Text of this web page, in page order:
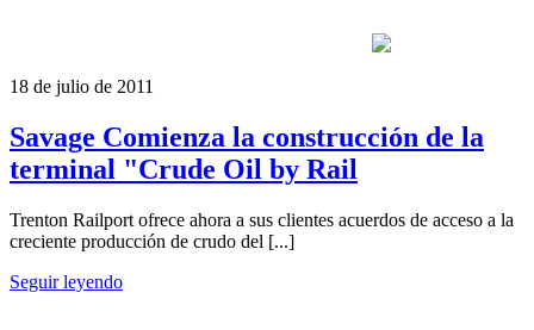
18 de julio de 2011
Savage Comienza la construcción de la
terminal "Crude Oil by Rail
Trenton Railport ofrece ahora a sus clientes acuerdos de acceso a la
creciente producción de crudo del [...]
Seguir leyendo